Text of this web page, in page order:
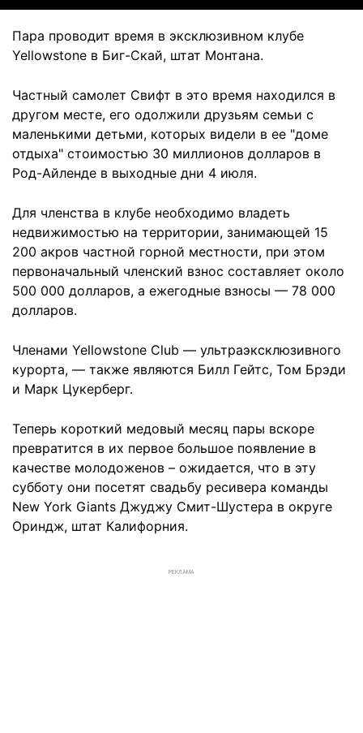
Пара проводит время в эксклюзивном клубе
Yellowstone в Биг-Скай, штат Монтана.
Частный самолет Свифт в это время находился в
другом месте, его одолжили друзьям семьи с
маленькими детьми, которых видели в ее "доме
отдыха" стоимостью 30 миллионов долларов в
Род-Айленде в выходные дни 4 июля.
Для членства в клубе необходимо владеть
недвижимостью на территории, занимающей 15
200 акров частной горной местности, при этом
первоначальный членский взнос составляет около
500 000 долларов, а ежегодные взносы — 78 000
долларов.
Членами Yellowstone Club — ультраэксклюзивного
курорта, — также являются Билл Гейтс, Том Брэди
и Марк Цукерберг.
Теперь короткий медовый месяц пары вскоре
превратится в их первое большое появление в
качестве молодоженов – ожидается, что в эту
субботу они посетят свадьбу ресивера команды
New York Giants Джуджу Смит-Шустера в округе
Ориндж, штат Калифорния.
РЕКЛАМА